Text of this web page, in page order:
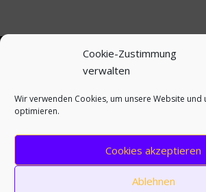
Cookie-Zustimmung
verwalten
Wir verwenden Cookies, um unsere Website und
optimieren.
Cookies akzeptieren
Ablehnen